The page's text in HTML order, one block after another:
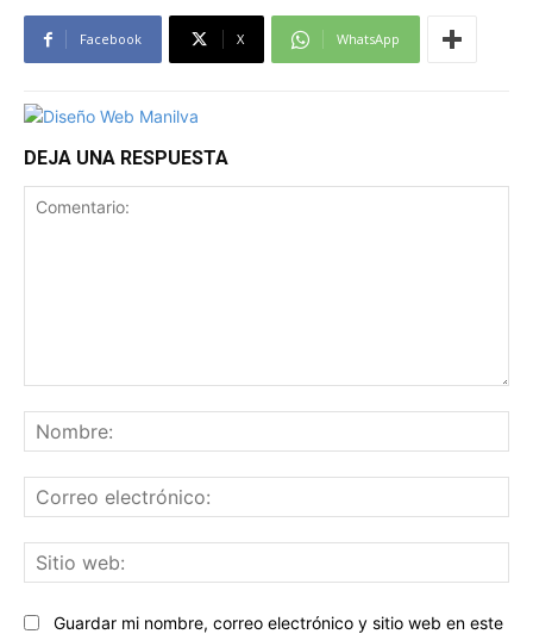
Facebook X WhatsApp
DEJA UNA RESPUESTA
Guardar mi nombre, correo electrónico y sitio web en este